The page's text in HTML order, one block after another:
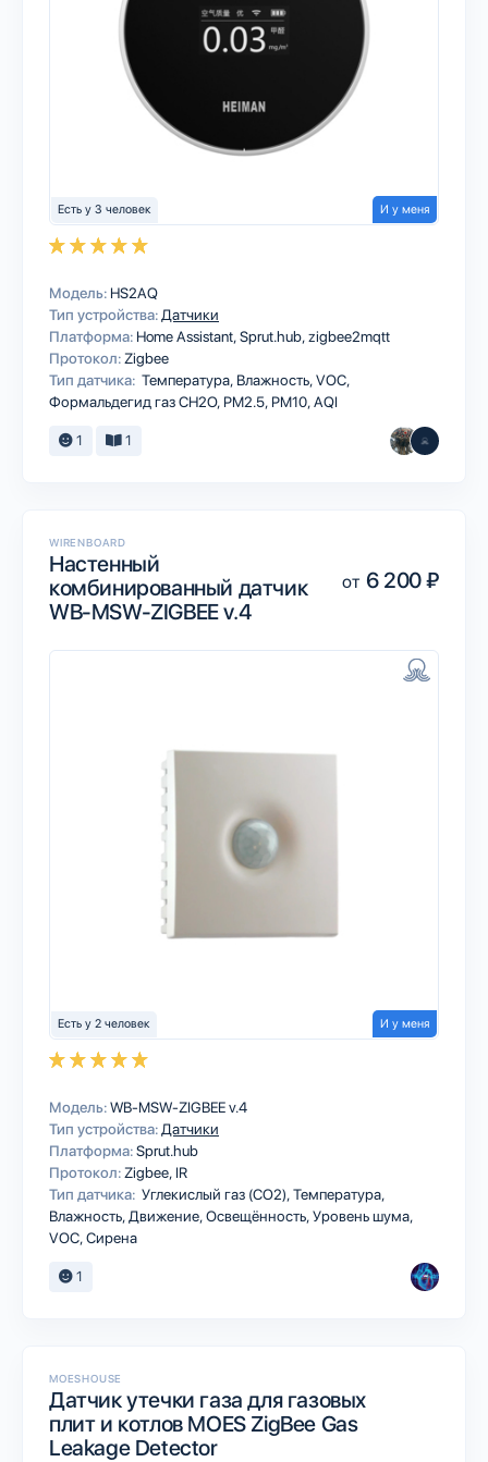
Есть у 3 человек И у меня
Модель: HS2AQ
Тип устройства: Датчики
Платформа: Home AssistantSprut.hubzigbee2mqtt
Протокол: Zigbee
Тип датчика: Температура, Влажность, VOC,
Формальдегид газ CH2O, PM2.5, PM10, AQI
1 1
WIRENBOARD
Настенный
комбинированный датчик
WB-MSW-ZIGBEE v.4
от 6 200 ₽
Есть у 2 человек И у меня
Модель:WB-MSW-ZIGBEE v.4
Тип устройства: Датчики
Платформа:Sprut.hub
Протокол: Zigbee IR
Тип датчика: Углекислый газ (CO2), Температура,
Влажность, Движение, Освещённость, Уровень шума,
VOC, Сирена
1
MOESHOUSE
Датчик утечки газа для газовых
плит и котлов MOES ZigBee Gas
Leakage Detector